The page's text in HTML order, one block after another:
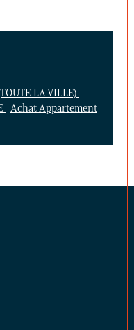
LA VILLE)
Achat Appartement